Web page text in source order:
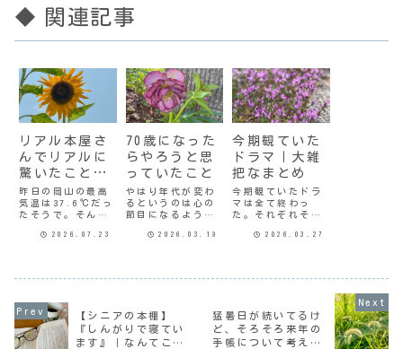
◆ 関連記事
リアル本屋さ
んでリアルに
驚いたこと２
件
昨日の岡山の最高
気温は37.6℃だっ
たそうで。そんな
記憶がないけど、
は岡山には住んで
なかったけど、そ
んなに暑い日もあ
ったんだね。それ
2026.07.23
70歳になった
らやろうと思
っていたこと
やはり年代が変わ
るというのは心の
節目になるよう
前から「70歳にな
だ。70歳になって
から半年が過ぎ
た。果たして派手
2026.03.19
今期観ていた
ドラマ｜大雑
把なまとめ
今期観ていたドラ
マは全て終わっ
た。それぞれその
はあったのだけ
めた作品『テミス
の不確かな法廷』
やはり今期はコレ
2026.03.27
【シニアの本棚】
『しんがりで寝てい
ます』｜なんてこと
猛暑日が続いてるけ
ど、そろそろ来年の
手帳について考える